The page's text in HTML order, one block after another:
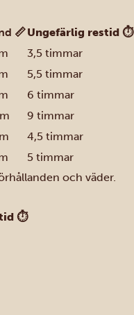
📏Ungefärlig restid ⏱
3,5 timmar
5,5 timmar
6 timmar
9 timmar
4,5 timmar
5 timmar
och väder.
⏱